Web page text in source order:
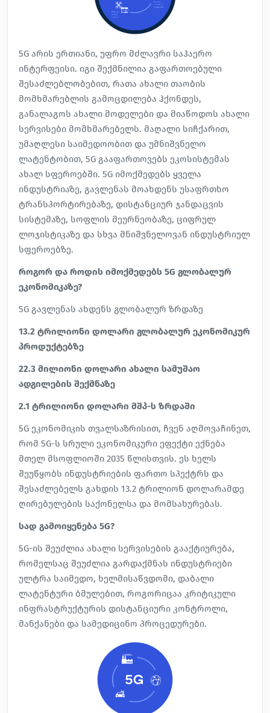
5G არის ერთიანი, უფრო მძლავრი საჰაერო
ინტერფეისი. იგი შექმნილია გაფართოებული
შესაძლებლობებით, რათა ახალი თაობის
მომხმარებლის გამოცდილება ჰქონდეს,
განალაგოს ახალი მოდელები და მიაწოდოს ახალი
სერვისები მომხმარებელს. მაღალი სიჩქარით,
უმაღლესი საიმედოობით და უმნიშვნელო
ლატენტობით, 5G გააფართოვებს ეკოსისტემას
ახალ სფეროებში. 5G იმოქმედებს ყველა
ინდუსტრიაზე, გავლენას მოახდენს უსაფრთხო
ტრანსპორტირებაზე, დისტანციურ ჯანდაცვის
სისტემაზე, სოფლის მეურნეობაზე, ციფრულ
ლოჯისტიკაზე და სხვა მნიშვნელოვან ინდუსტრიულ
სფეროებზე.
როგორ და როდის იმოქმედებს 5G გლობალურ
ეკონომიკაზე?
5G გავლენას ახდენს გლობალურ ზრდაზე
13.2 ტრილიონი დოლარი გლობალურ ეკონომიკურ
პროდუქტებზე
22.3 მილიონი დოლარი ახალი სამუშაო
ადგილების შექმნაზე
2.1 ტრილიონი დოლარი მშპ-ს ზრდაში
5G ეკონომიკის თვალსაზრისით, ჩვენ აღმოვაჩინეთ,
რომ 5G-ს სრული ეკონომიკური ეფექტი ექნება
მთელ მსოფლიოში 2035 წლისთვის. ეს ხელს
შეუწყობს ინდუსტრიების ფართო სპექტრს და
შესაძლებელს გახდის 13.2 ტრილიონ დოლარამდე
ღირებულების საქონელსა და მომსახურებას.
სად გამოიყენება 5G?
5G-ის შეუძლია ახალი სერვისების გააქტიურება,
რომელსაც შეუძლია გარდაქმნას ინდუსტრიები
ულტრა საიმედო, ხელმისაწვდომი, დაბალი
ლატენტური ბმულებით, როგორიცაა კრიტიკული
ინფრასტრუქტურის დისტანციური კონტროლი,
მანქანები და სამედიცინო პროცედურები.